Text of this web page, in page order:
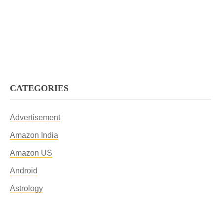
CATEGORIES
Advertisement
Amazon India
Amazon US
Android
Astrology